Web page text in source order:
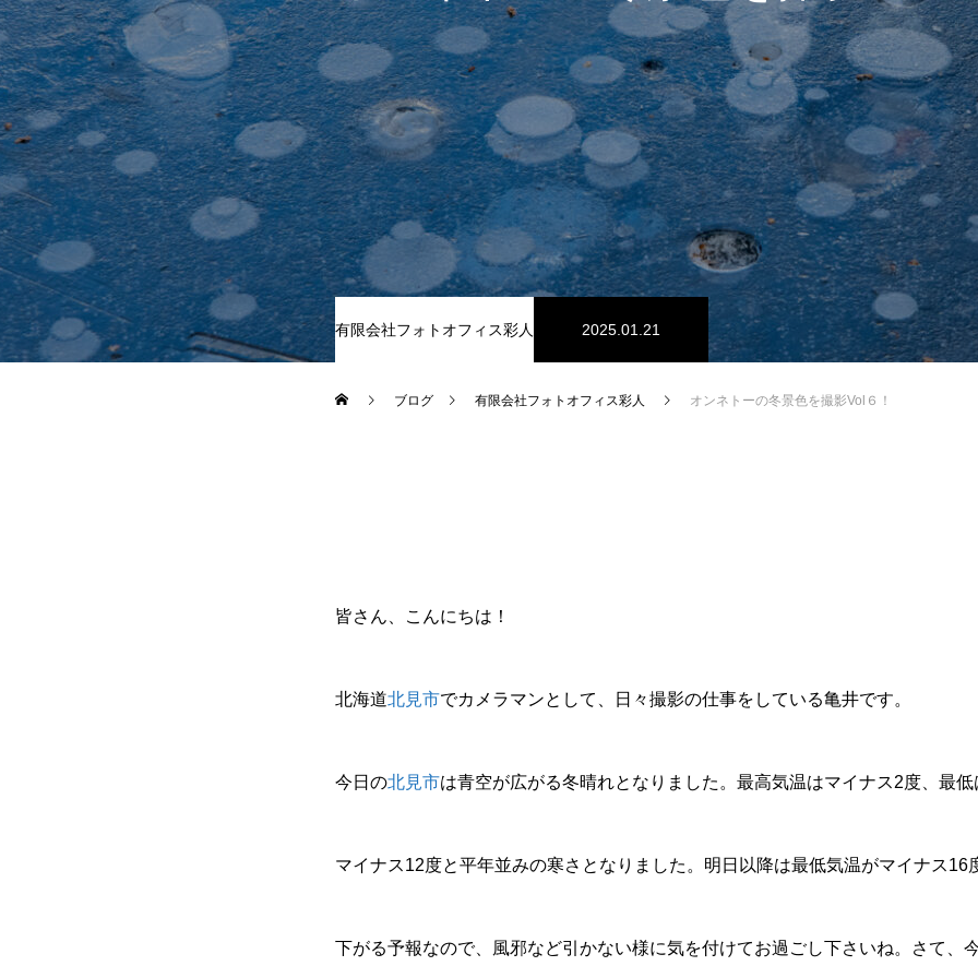
有限会社フォトオフィス彩人 2025.01.21
ブログ 有限会社フォトオフィス彩人 オンネトーの冬景色を撮影Vol６！
皆さん、こんにちは！
北海道北見市でカメラマンとして、日々撮影の仕事をしている亀井です。
今日の北見市は青空が広がる冬晴れとなりました。最高気温はマイナス2度、最低
マイナス12度と平年並みの寒さとなりました。明日以降は最低気温がマイナス16
下がる予報なので、風邪など引かない様に気を付けてお過ごし下さいね。さて、